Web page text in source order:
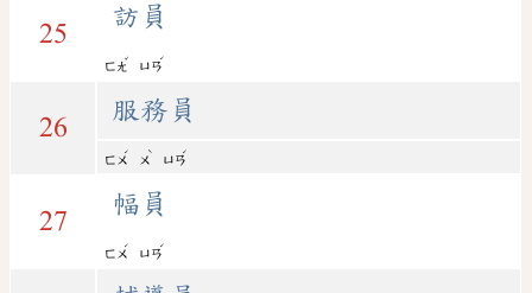
25
訪員
ㄈㄤ
ˇ
ㄩㄢ
ˊ
26
服務員
ㄈㄨ
ˊ
ㄨ
ˋ
ㄩㄢ
ˊ
27
幅員
ㄈㄨ
ˊ
ㄩㄢ
ˊ